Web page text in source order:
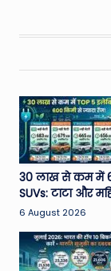
c
h
&
M
o
vi
e
e
30 लाख से कम में
SUVs: टाटा और
6 August 2026